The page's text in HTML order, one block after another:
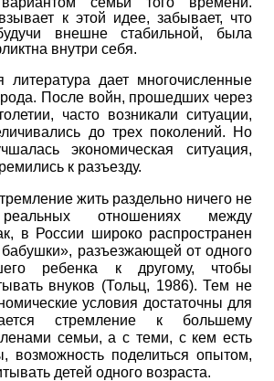
к этой идее, забывает, что
внешне стабильной, была
внутри себя.
литература дает многочисленные
После войн, прошедших через
часто возникали ситуации,
до трех поколений. Но
экономическая ситуация,
к разъезду.
жить раздельно ничего не
отношениях между
в России широко распространен
разъезжающей от одного
ребенка к другому, чтобы
внуков (Тольц, 1986). Тем не
условия достаточны для
стремление к большему
семьи, а с теми, с кем есть
возможность поделиться опытом,
детей одного возраста.